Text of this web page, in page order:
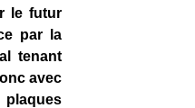
le futur
par la
tenant
avec